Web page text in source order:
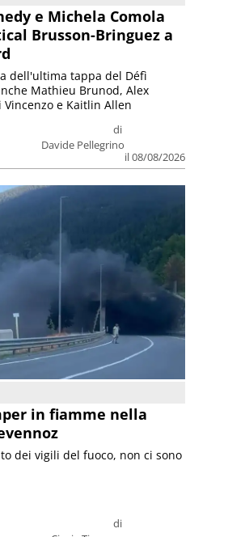
e Michela Comola
Brusson-Bringuez a
di
Davide Pellegrino
il 08/08/2026
dell'ultima tappa del Défì
Mathieu Brunod, Alex
e Kaitlin Allen
in fiamme nella
di
dei vigili del fuoco, non ci sono